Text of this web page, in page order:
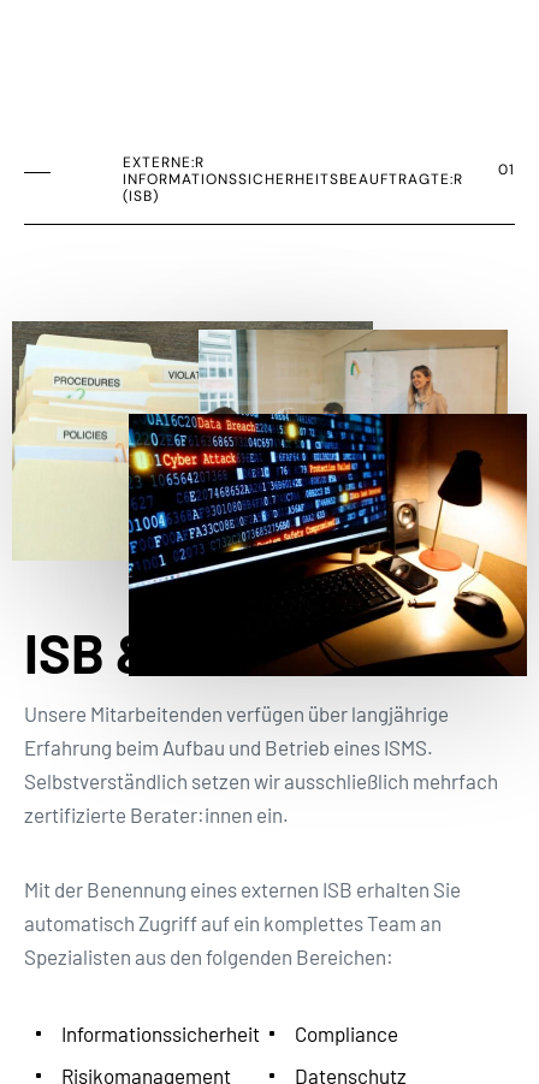
EXTERNE:R
INFORMATIONSSICHERHEITSBEAUFTRAGTE:R
(ISB)
01
ISB & Team
Unsere Mitarbeitenden verfügen über langjährige
Erfahrung beim Aufbau und Betrieb eines ISMS.
Selbstverständlich setzen wir ausschließlich mehrfach
zertifizierte Berater:innen ein.
Mit der Benennung eines externen ISB erhalten Sie
automatisch Zugriff auf ein komplettes Team an
Spezialisten aus den folgenden Bereichen:
Informationssicherheit
Risikomanagement
Compliance
Datenschutz